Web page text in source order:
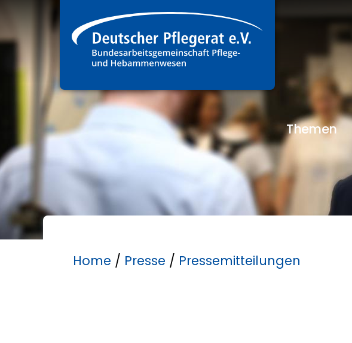
Themen
Home / Presse / Pressemitteilungen